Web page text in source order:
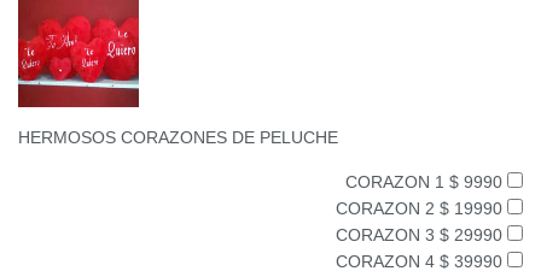
HERMOSOS CORAZONES DE PELUCHE
CORAZON 1 $ 9990
CORAZON 2 $ 19990
CORAZON 3 $ 29990
CORAZON 4 $ 39990